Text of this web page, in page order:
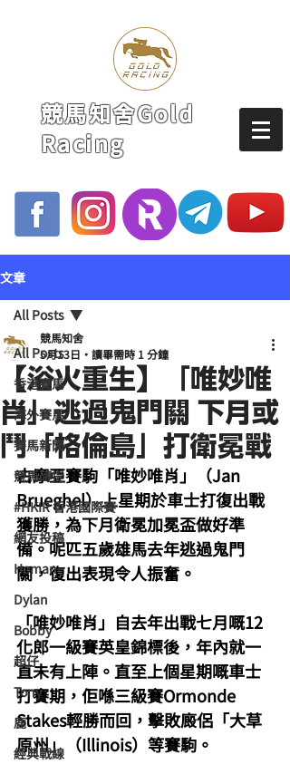
競馬知舍Gold
Racing
文章
All Posts
香港賽馬
海外賽馬
賽馬新聞
競馬磚提
#HKIR 香港國際賽
網友投稿
Homan
Dylan
Bobby
超仔
Tony
鹿
經典戰線
All Posts
【浴火重生】「唯妙唯
肖」逃過鬼門關 下月或
鬥「格倫島」打衛冕戰
競馬知舍
5月13日
讀畢需時 1 分鐘
古摩亞賽駒「唯妙唯肖」（Jan
Brueghel）上星期於車士打復出戰
獲勝，為下月衛冕加冕盃做好準
備。呢匹五歲雄馬去年逃過鬼門
關，復出表現令人振奮。
「唯妙唯肖」自去年出戰七月嘅12
化郎一級賽英皇錦標後，年內就一
直未有上陣。直至上個星期嘅車士
打賽期，佢喺三級賽Ormonde
Stakes輕勝而回，擊敗廄侶「大草
原州」（Illinois）等賽駒。